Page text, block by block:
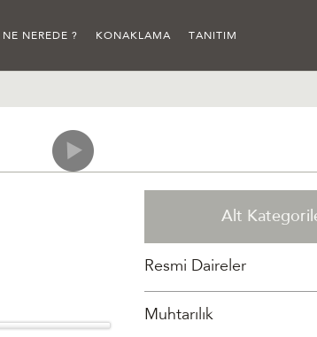
NE NEREDE ? KONAKLAMA TANITIM
Alt
Resmi Daireler
Muhtarılık